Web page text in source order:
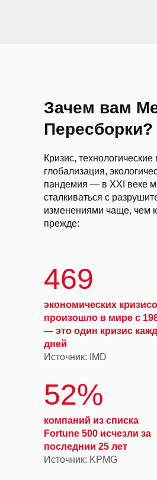
Зачем вам
Пересборки?
Кризис,
глобализация,
пандемия — в XXI веке
сталкиваться с
изменениями чаще, чем
прежде:
469
экономических
произошло в мире с
— это один кризис
дней
Источник: IMD
52%
компаний из списка
Fortune 500 исчезли за
последнии 25 лет
Источник: KPMG